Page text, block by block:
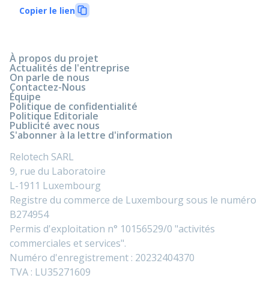
Copier le lien
À propos du projet
Actualités de l'entreprise
On parle de nous
Contactez-Nous
Équipe
Politique de confidentialité
Politique Editoriale
Publicité avec nous
S'abonner à la lettre d'information
Relotech SARL
9, rue du Laboratoire
L-1911 Luxembourg
Registre du commerce de Luxembourg sous le numéro
B274954
Permis d'exploitation n° 10156529/0 "activités
commerciales et services".
Numéro d'enregistrement : 20232404370
TVA : LU35271609